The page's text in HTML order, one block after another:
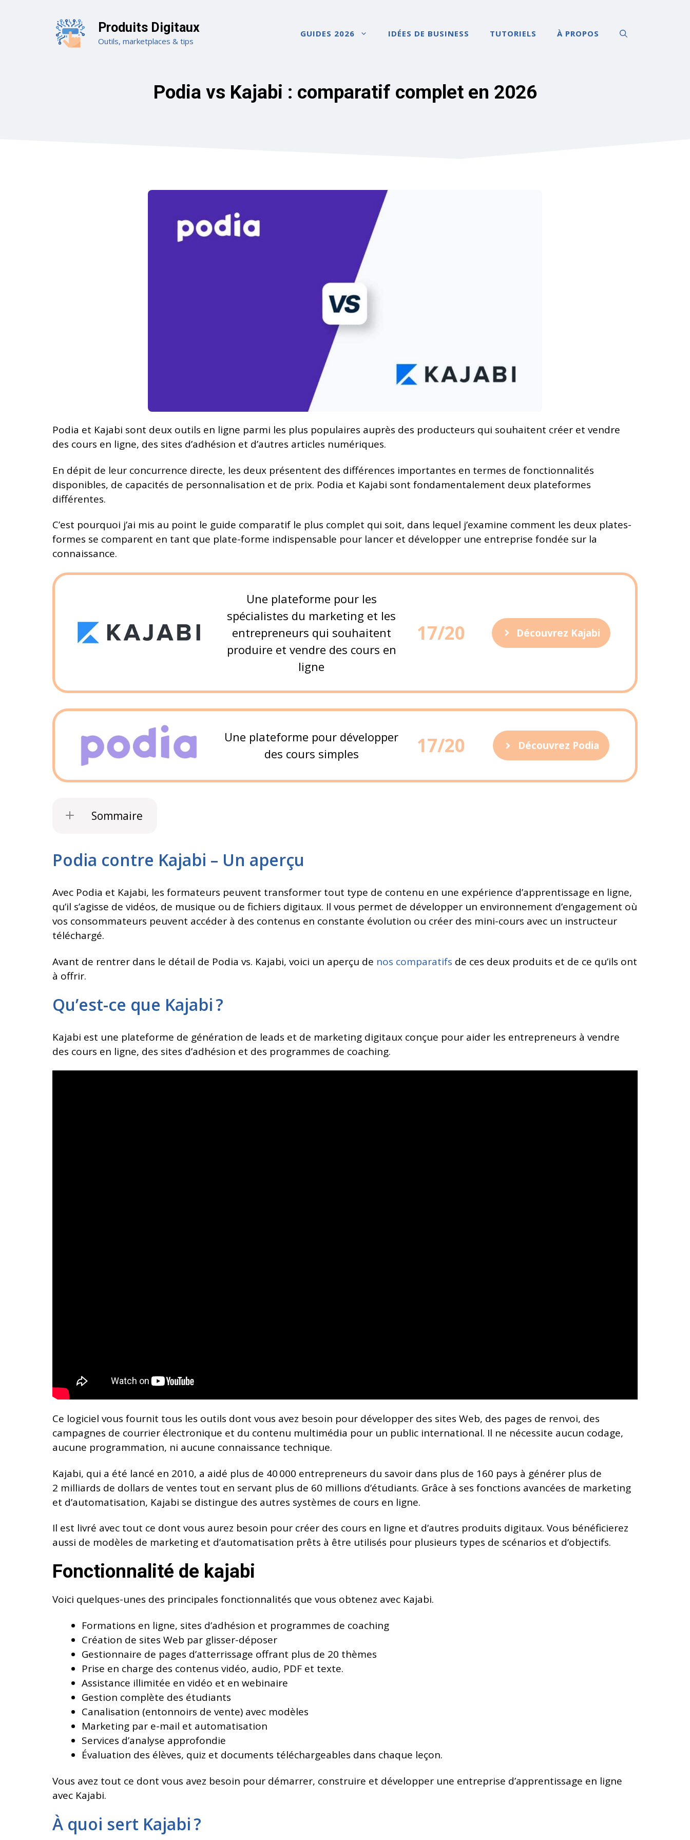
Produits Digitaux
Outils, marketplaces & tips
GUIDES 2026 IDÉES DE BUSINESS TUTORIELS À PROPOS
Podia vs Kajabi : comparatif complet en 2026
Podia et Kajabi sont deux outils en ligne parmi les plus populaires auprès des producteurs qui souhaitent créer et vendre
des cours en ligne, des sites d’adhésion et d’autres articles numériques.
En dépit de leur concurrence directe, les deux présentent des différences importantes en termes de fonctionnalités
disponibles, de capacités de personnalisation et de prix. Podia et Kajabi sont fondamentalement deux plateformes
différentes.
C’est pourquoi j’ai mis au point le guide comparatif le plus complet qui soit, dans lequel j’examine comment les deux plates-
formes se comparent en tant que plate-forme indispensable pour lancer et développer une entreprise fondée sur la
connaissance.
Une plateforme pour les
spécialistes du marketing et les
entrepreneurs qui souhaitent
produire et vendre des cours en
ligne
17/20 Découvrez Kajabi
Une plateforme pour développer
des cours simples
17/20 Découvrez Podia
Sommaire
Podia contre Kajabi – Un aperçu
Avec Podia et Kajabi, les formateurs peuvent transformer tout type de contenu en une expérience d’apprentissage en ligne,
qu’il s’agisse de vidéos, de musique ou de fichiers digitaux. Il vous permet de développer un environnement d’engagement où
vos consommateurs peuvent accéder à des contenus en constante évolution ou créer des mini-cours avec un instructeur
téléchargé.
Avant de rentrer dans le détail de Podia vs. Kajabi, voici un aperçu de nos comparatifs de ces deux produits et de ce qu’ils ont
à offrir.
Qu’est-ce que Kajabi ?
Kajabi est une plateforme de génération de leads et de marketing digitaux conçue pour aider les entrepreneurs à vendre
des cours en ligne, des sites d’adhésion et des programmes de coaching.
Ce logiciel vous fournit tous les outils dont vous avez besoin pour développer des sites Web, des pages de renvoi, des
campagnes de courrier électronique et du contenu multimédia pour un public international. Il ne nécessite aucun codage,
aucune programmation, ni aucune connaissance technique.
Kajabi, qui a été lancé en 2010, a aidé plus de 40 000 entrepreneurs du savoir dans plus de 160 pays à générer plus de
2 milliards de dollars de ventes tout en servant plus de 60 millions d’étudiants. Grâce à ses fonctions avancées de marketing
et d’automatisation, Kajabi se distingue des autres systèmes de cours en ligne.
Il est livré avec tout ce dont vous aurez besoin pour créer des cours en ligne et d’autres produits digitaux. Vous bénéficierez
aussi de modèles de marketing et d’automatisation prêts à être utilisés pour plusieurs types de scénarios et d’objectifs.
Fonctionnalité de kajabi
Voici quelques-unes des principales fonctionnalités que vous obtenez avec Kajabi.
Formations en ligne, sites d’adhésion et programmes de coaching
Création de sites Web par glisser-déposer
Gestionnaire de pages d’atterrissage offrant plus de 20 thèmes
Prise en charge des contenus vidéo, audio, PDF et texte.
Assistance illimitée en vidéo et en webinaire
Gestion complète des étudiants
Canalisation (entonnoirs de vente) avec modèles
Marketing par e-mail et automatisation
Services d’analyse approfondie
Évaluation des élèves, quiz et documents téléchargeables dans chaque leçon.
Vous avez tout ce dont vous avez besoin pour démarrer, construire et développer une entreprise d’apprentissage en ligne
avec Kajabi.
À quoi sert Kajabi ?